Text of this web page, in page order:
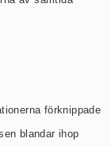
förknippade
blandar ihop